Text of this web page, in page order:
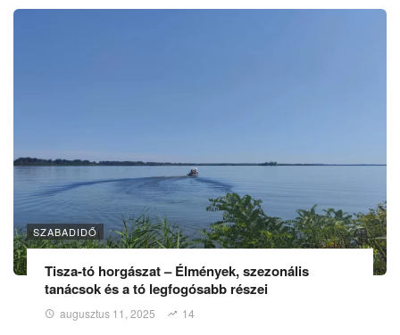
SZABADIDŐ
Tisza-tó horgászat – Élmények, szezonális
tanácsok és a tó legfogósabb részei
augusztus 11, 2025 14